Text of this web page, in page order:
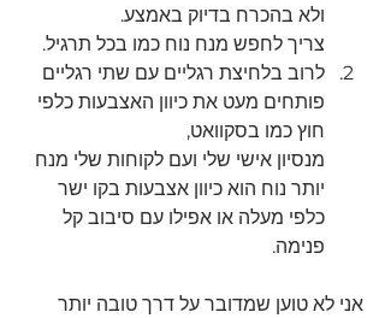
ולא בהכרח בדיוק באמצע.
צריך לחפש מנח נוח כמו בכל תרגיל.
לרוב בלחיצת רגליים עם שתי רגליים
פותחים מעט את כיוון האצבעות כלפי
חוץ כמו בסקוואט,
מנסיון אישי שלי ועם לקוחות שלי מנח
יותר נוח הוא כיוון אצבעות בקו ישר
כלפי מעלה או אפילו עם סיבוב קל
פנימה.
אני לא טוען שמדובר על דרך טובה יותר